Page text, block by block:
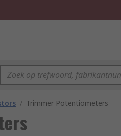
/ Trimmer Potentiometers